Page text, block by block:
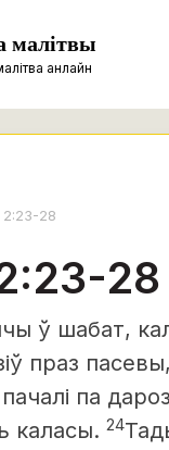
малітвы
анлайн
28
28
ў шабат,
праз
па
каласы. 24